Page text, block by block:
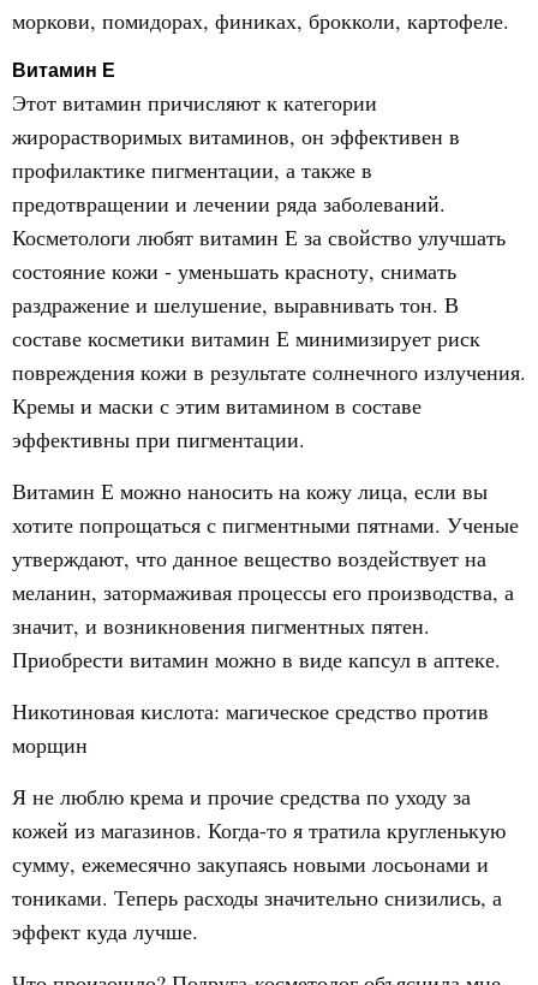
моркови, помидорах, финиках, брокколи, картофеле.
Витамин Е
Этот витамин причисляют к категории
жирорастворимых витаминов, он эффективен в
профилактике пигментации, а также в
предотвращении и лечении ряда заболеваний.
Косметологи любят витамин Е за свойство улучшать
состояние кожи - уменьшать красноту, снимать
раздражение и шелушение, выравнивать тон. В
составе косметики витамин Е минимизирует риск
повреждения кожи в результате солнечного излучения.
Кремы и маски с этим витамином в составе
эффективны при пигментации.
Витамин Е можно наносить на кожу лица, если вы
хотите попрощаться с пигментными пятнами. Ученые
утверждают, что данное вещество воздействует на
меланин, затормаживая процессы его производства, а
значит, и возникновения пигментных пятен.
Приобрести витамин можно в виде капсул в аптеке.
Никотиновая кислота: магическое средство против
морщин
Я не люблю крема и прочие средства по уходу за
кожей из магазинов. Когда-то я тратила кругленькую
сумму, ежемесячно закупаясь новыми лосьонами и
тониками. Теперь расходы значительно снизились, а
эффект куда лучше.